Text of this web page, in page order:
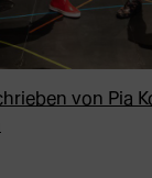
von Pia